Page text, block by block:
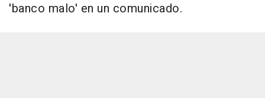
'banco malo' en un comunicado.